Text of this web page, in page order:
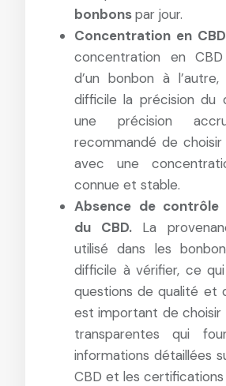
bonbonspar jour.
Concentration en
concentration en
d’un bonbon à
difficile la précision du
une précision
recommandé de
avec une
connue et stable.
Absence de contrôle
du CBD. La
utilisé dans les
difficile à vérifier, ce
questions de qualité et
est important de choisir
transparentes qui
informations détaillées
CBD et les